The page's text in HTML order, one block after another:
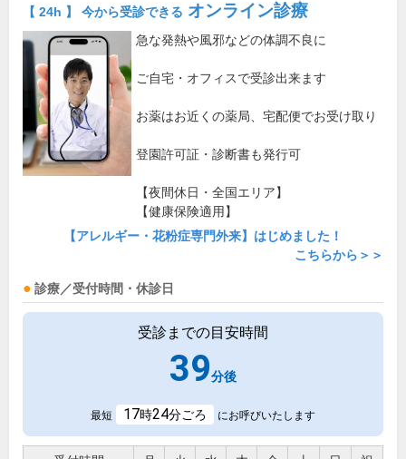
【 24h 】 今から受診できる オンライン診療
急な発熱や風邪などの体調不良に
ご自宅・オフィスで受診出来ます
お薬はお近くの薬局、宅配便でお受け取り
登園許可証・診断書も発行可
【夜間休日・全国エリア】
【健康保険適用】
【アレルギー・花粉症専門外来】はじめました！
こちらから＞＞
診療／受付時間・休診日
受診までの目安時間
39分後
最短 17時24分ごろ にお呼びいたします